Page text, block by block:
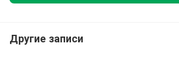
Другие записи